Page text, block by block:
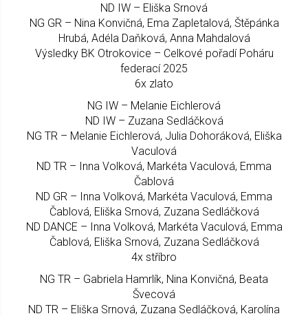
ND IW – Eliška Srnová
NG GR – Nina Konvičná, Ema Zapletalová, Štěpánka
Hrubá, Adéla Daňková, Anna Mahdalová
Výsledky BK Otrokovice – Celkové pořadí Poháru
federací 2025
6x zlato
NG IW – Melanie Eichlerová
ND IW – Zuzana Sedláčková
NG TR – Melanie Eichlerová, Julia Dohoráková, Eliška
Vaculová
ND TR – Inna Volková, Markéta Vaculová, Emma
Čablová
ND GR – Inna Volková, Markéta Vaculová, Emma
Čablová, Eliška Srnová, Zuzana Sedláčková
ND DANCE – Inna Volková, Markéta Vaculová, Emma
Čablová, Eliška Srnová, Zuzana Sedláčková
4x stříbro
NG TR – Gabriela Hamrlík, Nina Konvičná, Beata
Švecová
ND TR – Eliška Srnová, Zuzana Sedláčková, Karolína